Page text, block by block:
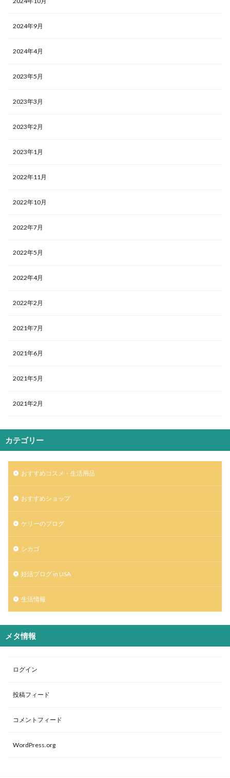
2024年9月
2024年4月
2023年5月
2023年3月
2023年2月
2023年1月
2022年11月
2022年10月
2022年7月
2022年5月
2022年4月
2022年2月
2021年7月
2021年6月
2021年5月
2021年2月
カテゴリー
おすすめコスメ・生活用品
おすすめショップ
ケリーのブログ
シカゴ
妊活ブログ in USA
生活情報
メタ情報
ログイン
投稿フィード
コメントフィード
WordPress.org